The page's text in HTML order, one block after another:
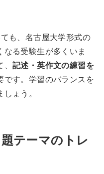
も、名古屋大学形式の
る受験生が多くいま
記述・英作文の練習を
です。学習のバランスを
ょう。
テーマのトレ